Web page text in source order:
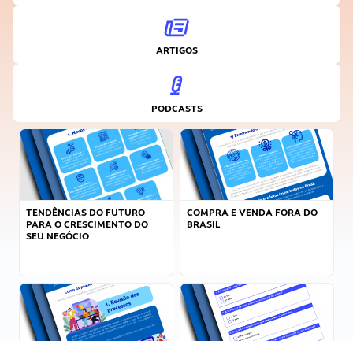
ARTIGOS
PODCASTS
TENDÊNCIAS DO FUTURO
PARA O CRESCIMENTO DO
SEU NEGÓCIO
COMPRA E VENDA FORA DO
BRASIL